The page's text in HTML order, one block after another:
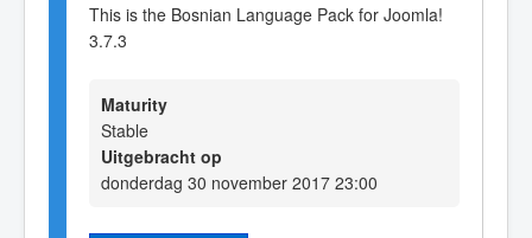
This is the Bosnian Language Pack for Joomla!
3.7.3
Maturity
Stable
Uitgebracht op
donderdag 30 november 2017 23:00